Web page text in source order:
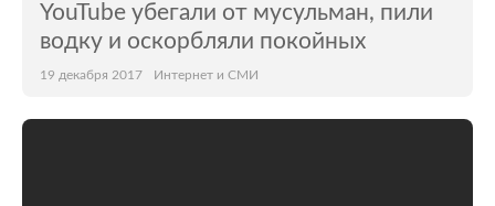
YouTube убегали от мусульман, пили
водку и оскорбляли покойных
19 декабря 2017 Интернет и СМИ